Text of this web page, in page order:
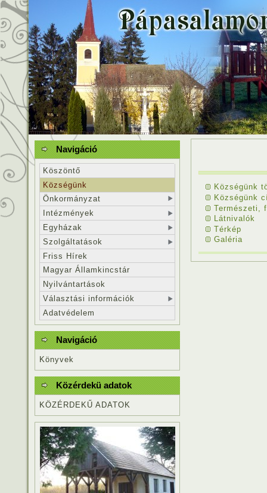
Községünk
Községünk
Természeti,
Látnivalók
Térkép
Galéria
Navigáció
Köszöntő
Községünk
Önkormányzat
Intézmények
Egyházak
Szolgáltatások
Friss Hírek
Magyar Államkincstár
Nyilvántartások
Választási információk
Adatvédelem
Navigáció
Könyvek
Közérdekü adatok
KÖZÉRDEKŰ ADATOK